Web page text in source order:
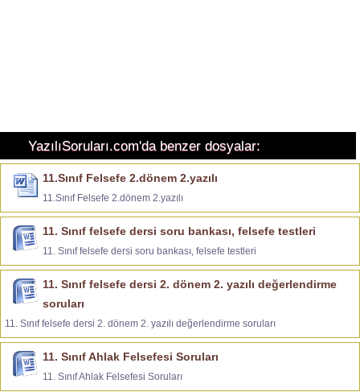
YazılıSoruları.com'da benzer dosyalar:
11.Sınıf Felsefe 2.dönem 2.yazılı
11.Sınıf Felsefe 2.dönem 2.yazılı
11. Sınıf felsefe dersi soru bankası, felsefe testleri
11. Sınıf felsefe dersi soru bankası, felsefe testleri
11. Sınıf felsefe dersi 2. dönem 2. yazılı değerlendirme
soruları
11. Sınıf felsefe dersi 2. dönem 2. yazılı değerlendirme soruları
11. Sınıf Ahlak Felsefesi Soruları
11. Sınıf Ahlak Felsefesi Soruları